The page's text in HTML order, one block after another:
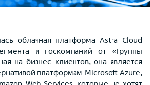
облачная платформа Astra Cloud
и госкомпаний от «Группы
на бизнес-клиентов, она является
платформам Microsoft Azure,
Web Services, которые не хотят